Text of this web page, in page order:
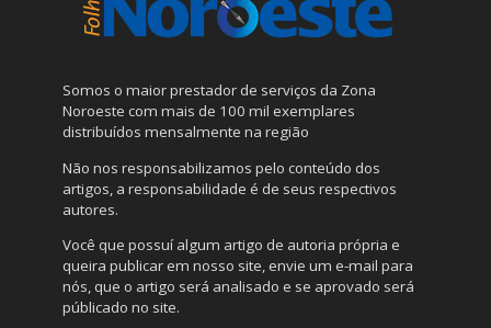
Somos o maior prestador de serviços da Zona
Noroeste com mais de 100 mil exemplares
distribuídos mensalmente na região
Não nos responsabilizamos pelo conteúdo dos
artigos, a responsabilidade é de seus respectivos
autores.
Você que possuí algum artigo de autoria própria e
queira publicar em nosso site, envie um e-mail para
nós, que o artigo será analisado e se aprovado será
públicado no site.